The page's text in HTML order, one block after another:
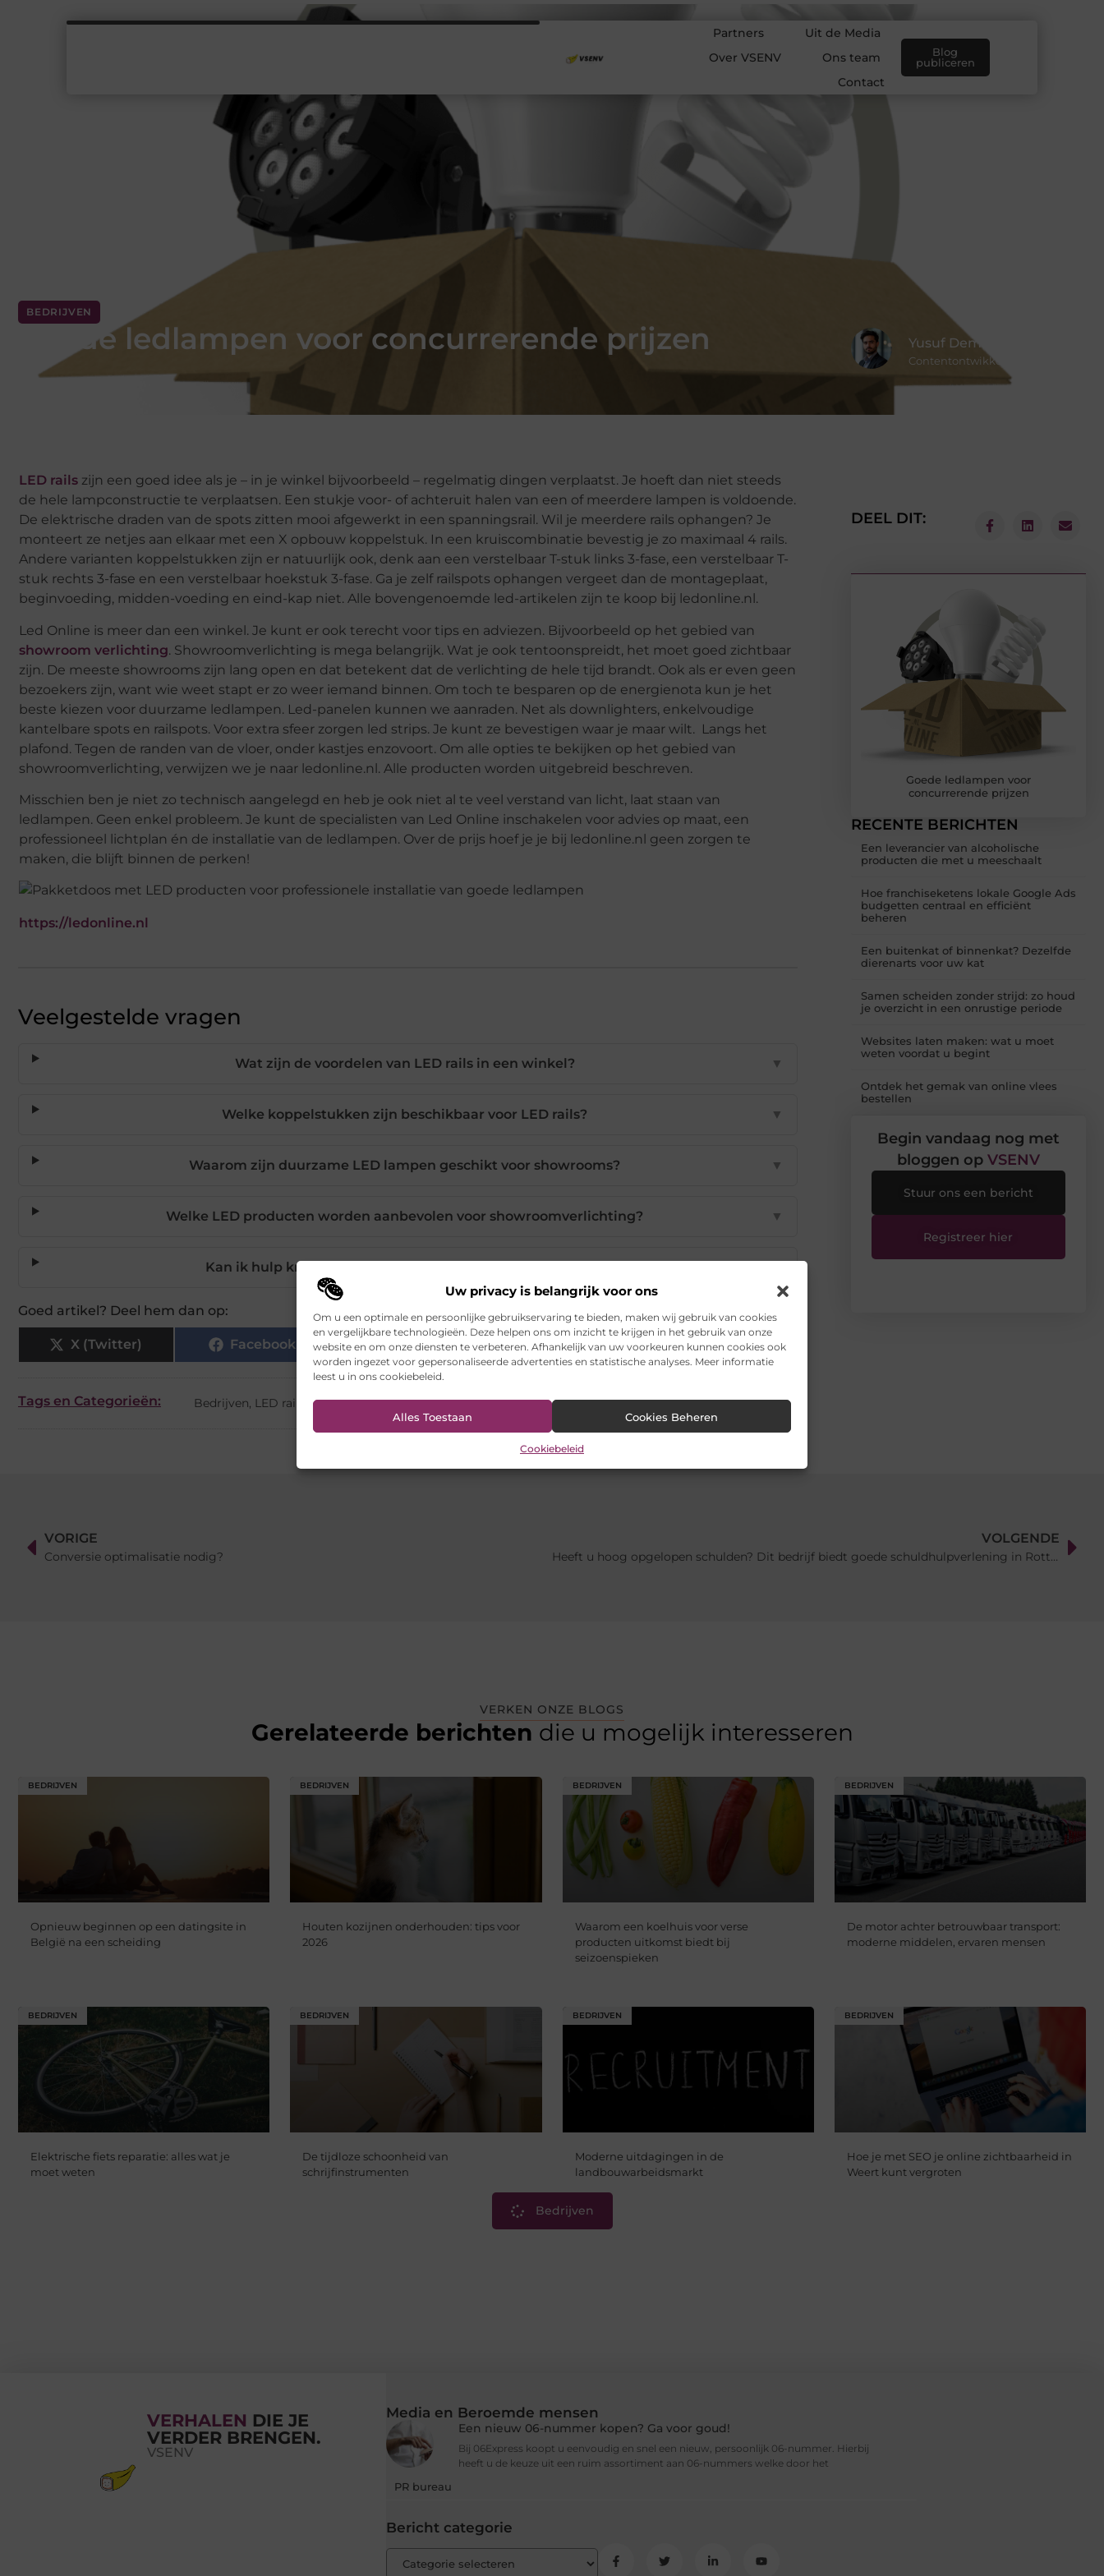
Uw privacy is belangrijk voor ons
Om u een optimale en persoonlijke gebruikservaring te bieden, maken wij gebruik van cookies
en vergelijkbare technologieën. Deze helpen ons om inzicht te krijgen in het gebruik van onze
website en om onze diensten te verbeteren. Afhankelijk van uw voorkeuren kunnen cookies ook
worden ingezet voor gepersonaliseerde advertenties en statistische analyses. Meer informatie
leest u in ons cookiebeleid.
Alles Toestaan Cookies Beheren
Cookiebeleid
Partners
Uit de Media
Over VSENV
Ons team
Contact
Blog
publiceren
BEDRIJVEN
Goede ledlampen voor concurrerende prijzen Yusuf Demir
Contentontwikkelaar
LED rails zijn een goed idee als je – in je winkel bijvoorbeeld – regelmatig dingen verplaatst. Je hoeft dan niet steeds
de hele lampconstructie te verplaatsen. Een stukje voor- of achteruit halen van een of meerdere lampen is voldoende.
De elektrische draden van de spots zitten mooi afgewerkt in een spanningsrail. Wil je meerdere rails ophangen? Je
monteert ze netjes aan elkaar met een X opbouw koppelstuk. In een kruiscombinatie bevestig je zo maximaal 4 rails.
Andere varianten koppelstukken zijn er natuurlijk ook, denk aan een verstelbaar T-stuk links 3-fase, een verstelbaar T-
stuk rechts 3-fase en een verstelbaar hoekstuk 3-fase. Ga je zelf railspots ophangen vergeet dan de montageplaat,
beginvoeding, midden-voeding en eind-kap niet. Alle bovengenoemde led-artikelen zijn te koop bij ledonline.nl.
Led Online is meer dan een winkel. Je kunt er ook terecht voor tips en adviezen. Bijvoorbeeld op het gebied van
showroom verlichting. Showroomverlichting is mega belangrijk. Wat je ook tentoonspreidt, het moet goed zichtbaar
zijn. De meeste showrooms zijn lang open en dat betekent dat de verlichting de hele tijd brandt. Ook als er even geen
bezoekers zijn, want wie weet stapt er zo weer iemand binnen. Om toch te besparen op de energienota kun je het
beste kiezen voor duurzame ledlampen. Led-panelen kunnen we aanraden. Net als downlighters, enkelvoudige
kantelbare spots en railspots. Voor extra sfeer zorgen led strips. Je kunt ze bevestigen waar je maar wilt. Langs het
plafond. Tegen de randen van de vloer, onder kastjes enzovoort. Om alle opties te bekijken op het gebied van
showroomverlichting, verwijzen we je naar ledonline.nl. Alle producten worden uitgebreid beschreven.
Misschien ben je niet zo technisch aangelegd en heb je ook niet al te veel verstand van licht, laat staan van
ledlampen. Geen enkel probleem. Je kunt de specialisten van Led Online inschakelen voor advies op maat, een
professioneel lichtplan én de installatie van de ledlampen. Over de prijs hoef je je bij ledonline.nl geen zorgen te
maken, die blijft binnen de perken!
https://ledonline.nl
Veelgestelde vragen
Wat zijn de voordelen van LED rails in een winkel? ▼
Welke koppelstukken zijn beschikbaar voor LED rails? ▼
Waarom zijn duurzame LED lampen geschikt voor showrooms? ▼
Welke LED producten worden aanbevolen voor showroomverlichting? ▼
Kan ik hulp krijgen bij het samenstellen van een lichtplan?
Goed artikel? Deel hem dan op:
X (Twitter) Facebook Pinterest LinkedIn Email
Tags en Categorieën: Bedrijven, LED rails showroom verlichting
DEEL DIT:
Goede ledlampen voor
concurrerende prijzen
RECENTE BERICHTEN
Een leverancier van alcoholische
producten die met u meeschaalt
Hoe franchiseketens lokale Google Ads
budgetten centraal en efficiënt
beheren
Een buitenkat of binnenkat? Dezelfde
dierenarts voor uw kat
Samen scheiden zonder strijd: zo houd
je overzicht in een onrustige periode
Websites laten maken: wat u moet
weten voordat u begint
Ontdek het gemak van online vlees
bestellen
Begin vandaag nog met
bloggen op VSENV
Stuur ons een bericht
Registreer hier
VORIGE
Conversie optimalisatie nodig?
VOLGENDE
Heeft u hoog opgelopen schulden? Dit bedrijf biedt goede schuldhulpverlening in Rotterdam
VERKEN ONZE BLOGS
Gerelateerde berichten die u mogelijk interesseren
BEDRIJVEN
Opnieuw beginnen op een datingsite in
België na een scheiding
BEDRIJVEN
Houten kozijnen onderhouden: tips voor
2026
BEDRIJVEN
Waarom een koelhuis voor verse
producten uitkomst biedt bij
seizoenspieken
BEDRIJVEN
De motor achter betrouwbaar transport:
moderne middelen, ervaren mensen
BEDRIJVEN
Elektrische fiets reparatie: alles wat je
moet weten
BEDRIJVEN
De tijdloze schoonheid van
schrijfinstrumenten
BEDRIJVEN
Moderne uitdagingen in de
landbouwarbeidsmarkt
BEDRIJVEN
Hoe je met SEO je online zichtbaarheid in
Weert kunt vergroten
Bedrijven
VERHALEN DIE JE
VERDER BRENGEN.
VSENV
Media en Beroemde mensen
Een nieuw 06-nummer kopen? Ga voor goud!
Bij 06Express koopt u eenvoudig en snel een nieuw, persoonlijk 06-nummer. Hierbij
heeft u de keuze uit een ruim assortiment aan 06-nummers welke door het
PR bureau
Bericht categorie